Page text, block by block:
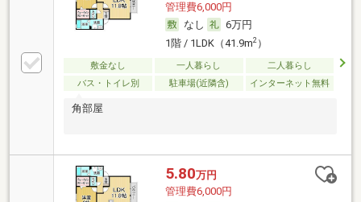
管理費6,000円
なし
6万円
1階 / 1LDK（41.9m2）
敷金なし 一人暮らし
二人暮らし
バス・トイレ別
駐車場(近隣含) インターネット無料
角部屋
5.80万円
管理費6,000円